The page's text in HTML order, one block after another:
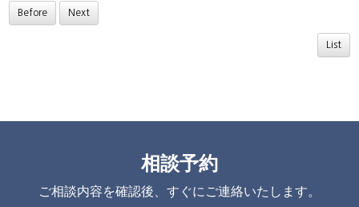
Before Next
List
相談予約
ご相談内容を確認後、すぐにご連絡いたします。